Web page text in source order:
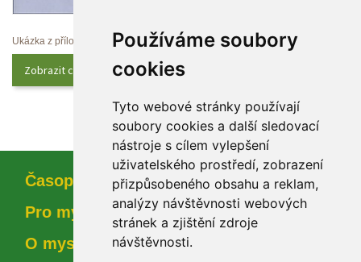
Používáme soubory
cookie
Tyto webové stránky používají
oubory cookies a další sledovací
nástroje s cílem vylepšení
uživatelského prostředí, zobrazení
přizpůsobeného obsahu a reklam,
analýzy návštěvnosti webových
tránek a zjištění zdroje
návštěvnosti.
Ukázka z přílohy
Zobrazit celý obsah
Časopi
Pro myslivce
O myslivosti